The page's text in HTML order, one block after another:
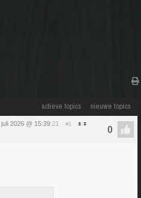
actieve topics nieuwe topics
2026 @ 15:39:21 #1